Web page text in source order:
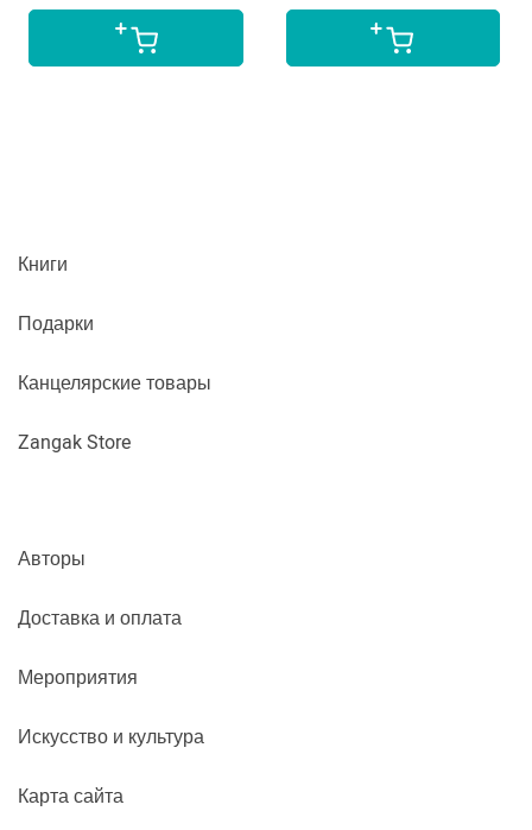
Книги
Подарки
Канцелярские товары
Zangak Store
Авторы
Доставка и оплата
Мероприятия
Искусство и культура
Карта сайта